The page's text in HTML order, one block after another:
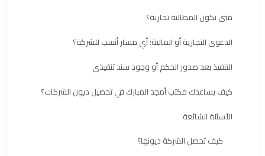
متى تكون المطالبة تجارية؟
الدعوى التجارية أو المالية: أي مسار أنسب للشركة؟
التنفيذ بعد صدور الحكم أو وجود سند تنفيذي
كيف يساعدك مكتب أمجد المبارك في تحصيل ديون الشركات؟
الأسئلة الشائعة
كيف تحصل الشركة ديونها؟